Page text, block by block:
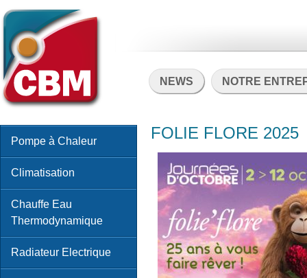
NEWS NOTRE
Pompe à Chaleur
Climatisation
Chauffe Eau
Thermodynamique
Radiateur Electrique
FOLIE FLORE 2025